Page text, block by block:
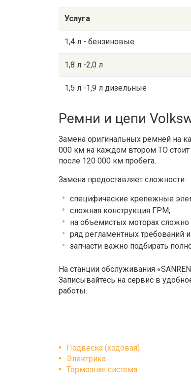
Услуга
1,4 л - бензиновые
1,8 л -2,0 л
1,5 л -1,9 л дизельные
Ремни и цепи
Замена оригинальных ремней на
000 км на каждом втором ТО стоит
после 120 000 км пробега.
Замена предоставляет сложности:
специфические крепежные
сложная конструкция ГРМ;
на объемистых моторах сложно
ряд регламентных требований
запчасти важно подбирать
На станции обслуживания
Записывайтесь на сервис в
работы.
Подвеска (ходовая)
Электрика
Тормозная система